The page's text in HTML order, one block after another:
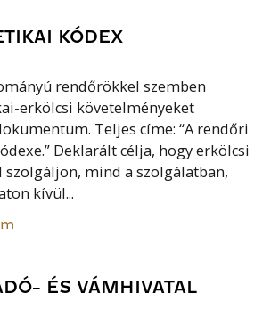
KÓDEX
rendőrökkel szemben
erkölcsi követelményeket
Teljes címe: “A rendőri
Deklarált célja, hogy erkölcsi
mind a szolgálatban,
kívül...
ÉS VÁMHIVATAL